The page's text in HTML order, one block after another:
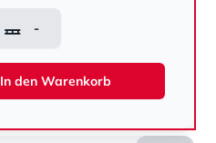
-
In den Warenkorb